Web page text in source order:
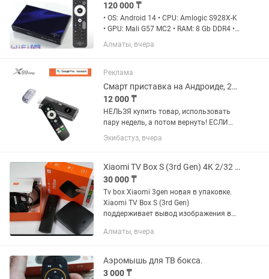
120 000 ₸
• OS: Android 14 • CPU: Amlogic S928X-K
• GPU: Mali G57 MC2 • RAM: 8 Gb DDR4 •
ROM: 128 Gb eMMC • Network: Wi-Fi 6
(802.11 ax) 2.4GHz/5GHz, 2x2 MIMO,
1xHDMI 2.1a,...
Алматы, вчера
Реклама
Смарт приставка на Андроиде, 2/16Гб
12 000 ₸
НЕЛЬЗЯ купить товар, использовать
пару недель, а потом вернуть! ЕСЛИ
товар исправен, он ваш навсегда.
ТОЛЬКО ЕСЛИ есть дефект, по вине
бесплатный ремонт или...
Экибастуз, вчера
Xiaomi TV Box S (3rd Gen) 4K 2/32 Гб
30 000 ₸
Tv box Xiaomi 3gen новая в упаковке.
Xiaomi TV Box S (3rd Gen)
поддерживает вывод изображения в
картинки и звука, включая Dolby Vision
Алматы, вчера
Аэромышь для ТВ бокса.
3 000 ₸